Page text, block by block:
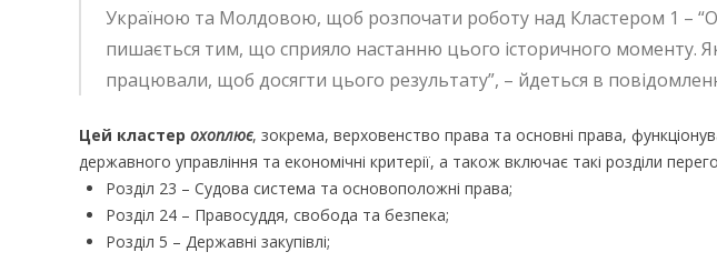
Україною та Молдовою, щоб розпочати роботу над Кластером 1 –
пишається тим, що сприяло настанню цього історичного моменту.
працювали, щоб досягти цього результату”, – йдеться в
Цей кластер охоплює, зокрема, верховенство права та основні права,
державного управління та економічні критерії, а також включає такі розділи
Розділ 23 – Судова система та основоположні права;
Розділ 24 – Правосуддя, свобода та безпека;
Розділ 5 – Державні закупівлі;